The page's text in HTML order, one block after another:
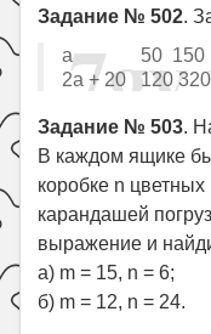
Задание № 502.
а 50 150
2а + 20 120
Задание № 503.
В каждом ящике
коробке n
карандашей
выражение и
а) m = 15, n = 6;
б) m = 12, n = 24.